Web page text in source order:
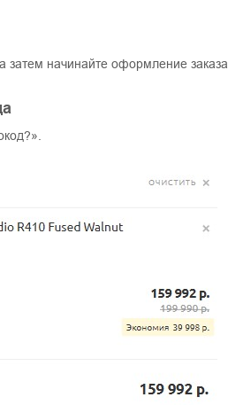
затем начинайте оформление заказа.